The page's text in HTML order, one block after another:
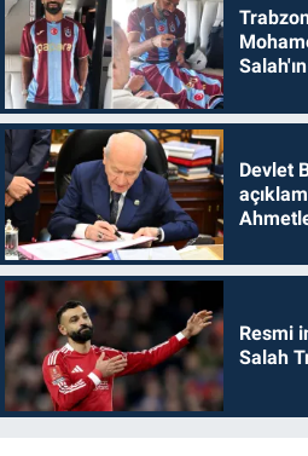
Devlet
Resmi
Salah